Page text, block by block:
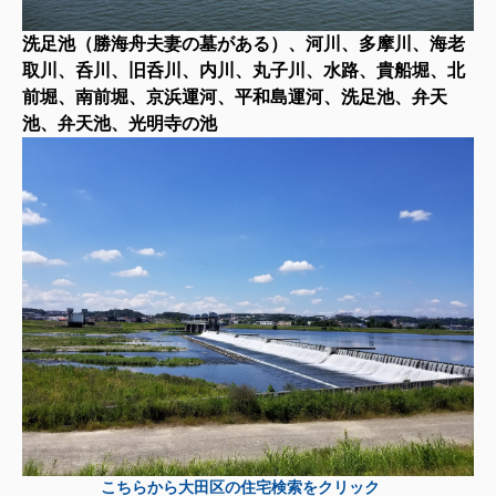
洗足池（勝海舟夫妻の墓がある）、河川、多摩川、海老
取川、呑川、旧呑川、内川、丸子川、水路、貴船堀、北
前堀、南前堀、京浜運河、平和島運河、洗足池、弁天
池、弁天池、光明寺の池
こちらから大田区の住宅検索をクリック